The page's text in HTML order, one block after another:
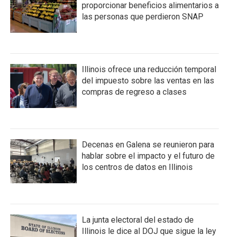
proporcionar beneficios alimentarios a
las personas que perdieron SNAP
Illinois ofrece una reducción temporal
del impuesto sobre las ventas en las
compras de regreso a clases
Decenas en Galena se reunieron para
hablar sobre el impacto y el futuro de
los centros de datos en Illinois
La junta electoral del estado de
Illinois le dice al DOJ que sigue la ley